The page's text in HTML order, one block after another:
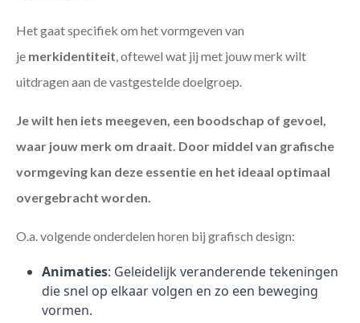
Het gaat specifiek om het vormgeven van
je merkidentiteit , oftewel wat jij met jouw merk wilt
uitdragen aan de vastgestelde doelgroep.
Je wilt hen iets meegeven, een boodschap of gevoel,
waar jouw merk om draait. Door middel van grafische
vormgeving kan deze essentie en het ideaal optimaal
overgebracht worden.
O.a. volgende onderdelen horen bij grafisch design:
Animaties: Geleidelijk veranderende tekeningen
die snel op elkaar volgen en zo een beweging
vormen.